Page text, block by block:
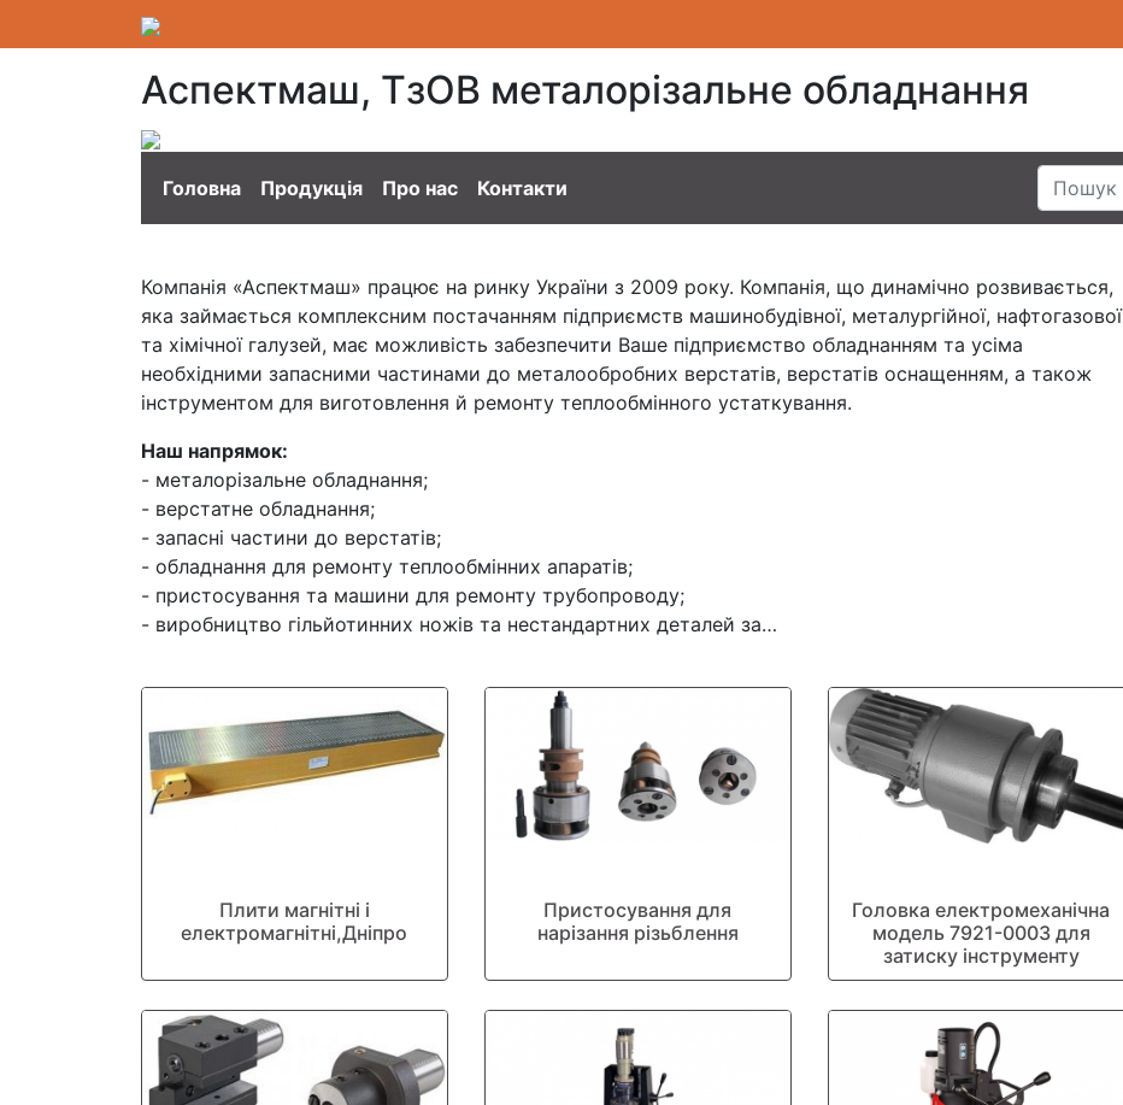
Аспектмаш, ТзОВ металорізальне обладнання
Головна Продукція Про нас Контакти
Компанія «Аспектмаш» працює на ринку України з 2009 року. Компанія, що динамічно розвивається,
яка займається комплексним постачанням підприємств машинобудівної, металургійної, нафтогазової
та хімічної галузей, має можливість забезпечити Ваше підприємство обладнанням та усіма
необхідними запасними частинами до металообробних верстатів, верстатів оснащенням, а також
інструментом для виготовлення й ремонту теплообмінного устаткування.
Наш напрямок:
- металорізальне обладнання;
- верстатне обладнання;
- запасні частини до верстатів;
- обладнання для ремонту теплообмінних апаратів;
- пристосування та машини для ремонту трубопроводу;
- виробництво гільйотинних ножів та нестандартних деталей за…
Плити магнітні і
електромагнітні,Дніпро
Пристосування для
нарізання різьблення
Головка електромеханічна
модель 7921-0003 для
затиску інструменту